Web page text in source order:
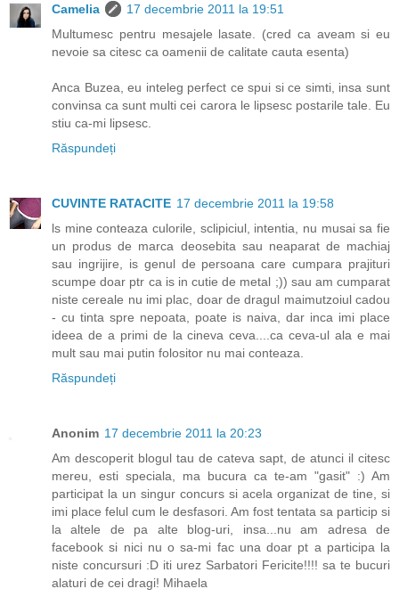
Camelia
17 decembrie 2011 la 19:51
Multumesc pentru mesajele lasate. (cred ca aveam si eu
nevoie sa citesc ca oamenii de calitate cauta esenta)
Anca Buzea, eu inteleg perfect ce spui si ce simti, insa sunt
convinsa ca sunt multi cei carora le lipsesc postarile tale. Eu
stiu ca-mi lipsesc.
Răspundeți
CUVINTE RATACITE 17 decembrie 2011 la 19:58
ls mine conteaza culorile, sclipiciul, intentia, nu musai sa fie
un produs de marca deosebita sau neaparat de machiaj
sau ingrijire, is genul de persoana care cumpara prajituri
scumpe doar ptr ca is in cutie de metal ;)) sau am cumparat
niste cereale nu imi plac, doar de dragul maimutzoiul cadou
- cu tinta spre nepoata, poate is naiva, dar inca imi place
ideea de a primi de la cineva ceva....ca ceva-ul ala e mai
mult sau mai putin folositor nu mai conteaza.
Răspundeți
Anonim 17 decembrie 2011 la 20:23
Am descoperit blogul tau de cateva sapt, de atunci il citesc
mereu, esti speciala, ma bucura ca te-am "gasit" :) Am
participat la un singur concurs si acela organizat de tine, si
imi place felul cum le desfasori. Am fost tentata sa particip si
la altele de pa alte blog-uri, insa...nu am adresa de
facebook si nici nu o sa-mi fac una doar pt a participa la
niste concursuri :D iti urez Sarbatori Fericite!!!! sa te bucuri
alaturi de cei dragi! Mihaela